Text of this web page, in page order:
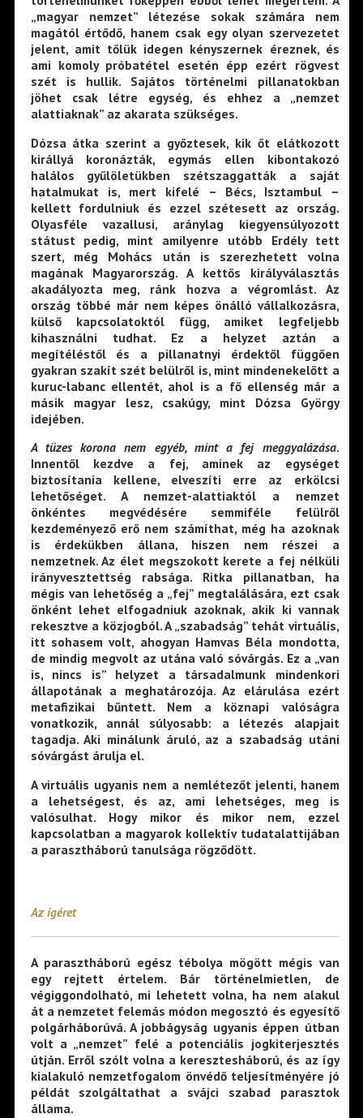
„magyar nemzet” létezése sokak számára nem
magától értődő, hanem csak egy olyan szervezetet
jelent, amit tőlük idegen kényszernek éreznek, és
ami komoly próbatétel esetén épp ezért rögvest
szét is hullik. Sajátos történelmi pillanatokban
jöhet csak létre egység, és ehhez a „nemzet
alattiaknak” az akarata szükséges.
Dózsa átka szerint a győztesek, kik őt elátkozott
királlyá koronázták, egymás ellen kibontakozó
halálos gyűlöletükben szétszaggatták a saját
hatalmukat is, mert kifelé – Bécs, Isztambul –
kellett fordulniuk és ezzel szétesett az ország.
Olyasféle vazallusi, aránylag kiegyensúlyozott
státust pedig, mint amilyenre utóbb Erdély tett
szert, még Mohács után is szerezhetett volna
magának Magyarország. A kettős királyválasztás
akadályozta meg, ránk hozva a végromlást. Az
ország többé már nem képes önálló vállalkozásra,
külső kapcsolatoktól függ, amiket legfeljebb
kihasználni tudhat. Ez a helyzet aztán a
megítéléstől és a pillanatnyi érdektől függően
gyakran szakít szét belülről is, mint mindenekelőtt a
kuruc-labanc ellentét, ahol is a fő ellenség már a
másik magyar lesz, csakúgy, mint Dózsa György
idejében.
A tüzes korona nem egyéb, mint a fej meggyalázása.
Innentől kezdve a fej, aminek az egységet
biztosítania kellene, elveszíti erre az erkölcsi
lehetőséget. A nemzet-alattiaktól a nemzet
önkéntes megvédésére semmiféle felülről
kezdeményező erő nem számíthat, még ha azoknak
is érdekükben állana, hiszen nem részei a
nemzetnek. Az élet megszokott kerete a fej nélküli
irányvesztettség rabsága. Ritka pillanatban, ha
mégis van lehetőség a „fej” megtalálására, ezt csak
önként lehet elfogadniuk azoknak, akik ki vannak
rekesztve a közjogból. A „szabadság” tehát virtuális,
itt sohasem volt, ahogyan Hamvas Béla mondotta,
de mindig megvolt az utána való sóvárgás. Ez a „van
is, nincs is” helyzet a társadalmunk mindenkori
állapotának a meghatározója. Az elárulása ezért
metafizikai bűntett. Nem a köznapi valóságra
vonatkozik, annál súlyosabb: a létezés alapjait
tagadja. Aki minálunk áruló, az a szabadság utáni
sóvárgást árulja el.
A virtuális ugyanis nem a nemlétezőt jelenti, hanem
a lehetségest, és az, ami lehetséges, meg is
valósulhat. Hogy mikor és mikor nem, ezzel
kapcsolatban a magyarok kollektív tudatalattijában
a parasztháború tanulsága rögződött.
Az ígéret
A parasztháború egész tébolya mögött mégis van
egy rejtett értelem. Bár történelmietlen, de
végiggondolható, mi lehetett volna, ha nem alakul
át a nemzetet felemás módon megosztó és egyesítő
polgárháborúvá. A jobbágyság ugyanis éppen útban
volt a „nemzet” felé a potenciális jogkiterjesztés
útján. Erről szólt volna a keresztesháború, és az így
kialakuló nemzetfogalom önvédő teljesítményére jó
példát szolgáltathat a svájci szabad parasztok
állama.